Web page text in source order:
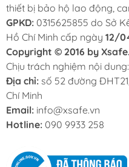
thiết bị bảo hộ lao động,
GPKD: 0315625855 do Sở
Hồ Chí Minh cấp ngày 12/
Copyright © 2016 by
Chịu trách nghiệm nội dung:
Địa chỉ: số 52 đường
Chí Minh
Email: info@xsafe.vn
Hotline: 090 9933 258